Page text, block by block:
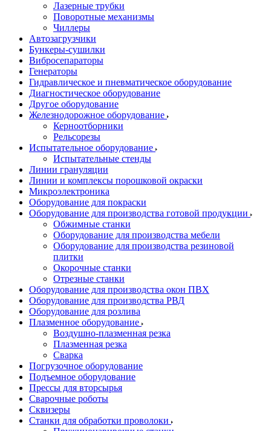
Лазерные трубки
Поворотные механизмы
Чиллеры
Автозагрузчики
Бункеры-сушилки
Вибросепараторы
Генераторы
Гидравлическое и пневматическое оборудование
Диагностическое оборудование
Другое оборудование
Железнодорожное оборудование
Керноотборники
Рельсорезы
Испытательное оборудование
Испытательные стенды
Линии грануляции
Линии и комплексы порошковой окраски
Микроэлектроника
Оборудование для покраски
Оборудование для производства готовой продукции
Обжимные станки
Оборудование для производства мебели
Оборудование для производства резиновой
плитки
Окорочные станки
Отрезные станки
Оборудование для производства окон ПВХ
Оборудование для производства РВД
Оборудование для розлива
Плазменное оборудование
Воздушно-плазменная резка
Плазменная резка
Сварка
Погрузочное оборудование
Подъемное оборудование
Прессы для вторсырья
Сварочные роботы
Сквизеры
Станки для обработки проволоки